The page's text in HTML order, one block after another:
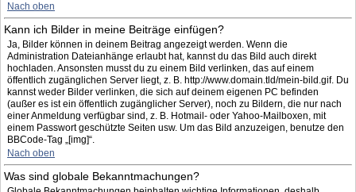
Nach oben
Kann ich Bilder in meine Beiträge einfügen?
Ja, Bilder können in deinem Beitrag angezeigt werden. Wenn die
Administration Dateianhänge erlaubt hat, kannst du das Bild auch direkt
hochladen. Ansonsten musst du zu einem Bild verlinken, das auf einem
öffentlich zugänglichen Server liegt, z. B. http://www.domain.tld/mein-bild.gif. Du
kannst weder Bilder verlinken, die sich auf deinem eigenen PC befinden
(außer es ist ein öffentlich zugänglicher Server), noch zu Bildern, die nur nach
einer Anmeldung verfügbar sind, z. B. Hotmail- oder Yahoo-Mailboxen, mit
einem Passwort geschützte Seiten usw. Um das Bild anzuzeigen, benutze den
BBCode-Tag „[img]“.
Nach oben
Was sind globale Bekanntmachungen?